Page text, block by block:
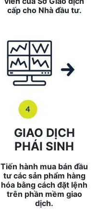
cấp cho Nhà đầu tư.
GIAO DỊCH
PHÁI SINH
Tiến hành mua bán đầu
tư các sản phẩm hàng
hóa bằng cách đặt lệnh
trên phần mềm giao
dịch.